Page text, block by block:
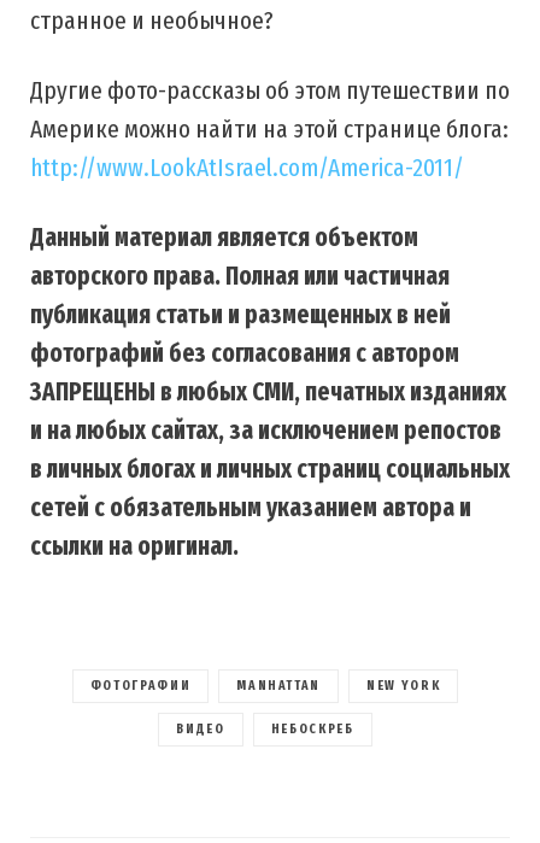
странное и необычное?
Другие фото-рассказы об этом путешествии по
Америке можно найти на этой странице блога:
http://www.LookAtIsrael.com/America-2011/
Данный материал является объектом
авторского права. Полная или частичная
публикация статьи и размещенных в ней
фотографий без согласования с автором
ЗАПРЕЩЕНЫ в любых СМИ, печатных изданиях
и на любых сайтах, за исключением репостов
в личных блогах и личных страниц социальных
сетей с обязательным указанием автора и
ссылки на оригинал.
ФОТОГРАФИИ MANHATTAN NEW YORK
ВИДЕО НЕБОСКРЕБ